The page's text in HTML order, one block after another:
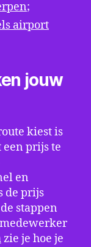
;
airport
jouw
kiest is
prijs te
en
de prijs
stappen
zie je hoe je